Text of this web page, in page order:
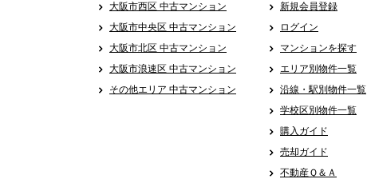
大阪市西区 中古マンション
大阪市中央区 中古マンション
大阪市北区 中古マンション
大阪市浪速区 中古マンション
その他エリア 中古マンション
新規会員登録
ログイン
マンションを探す
エリア別物件一覧
沿線・駅別物件一覧
学校区別物件一覧
購入ガイド
売却ガイド
不動産Ｑ＆Ａ